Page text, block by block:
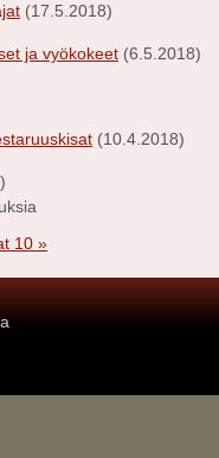
(17.5.2018)
ja vyökokeet (6.5.2018)
(10.4.2018)
10 »